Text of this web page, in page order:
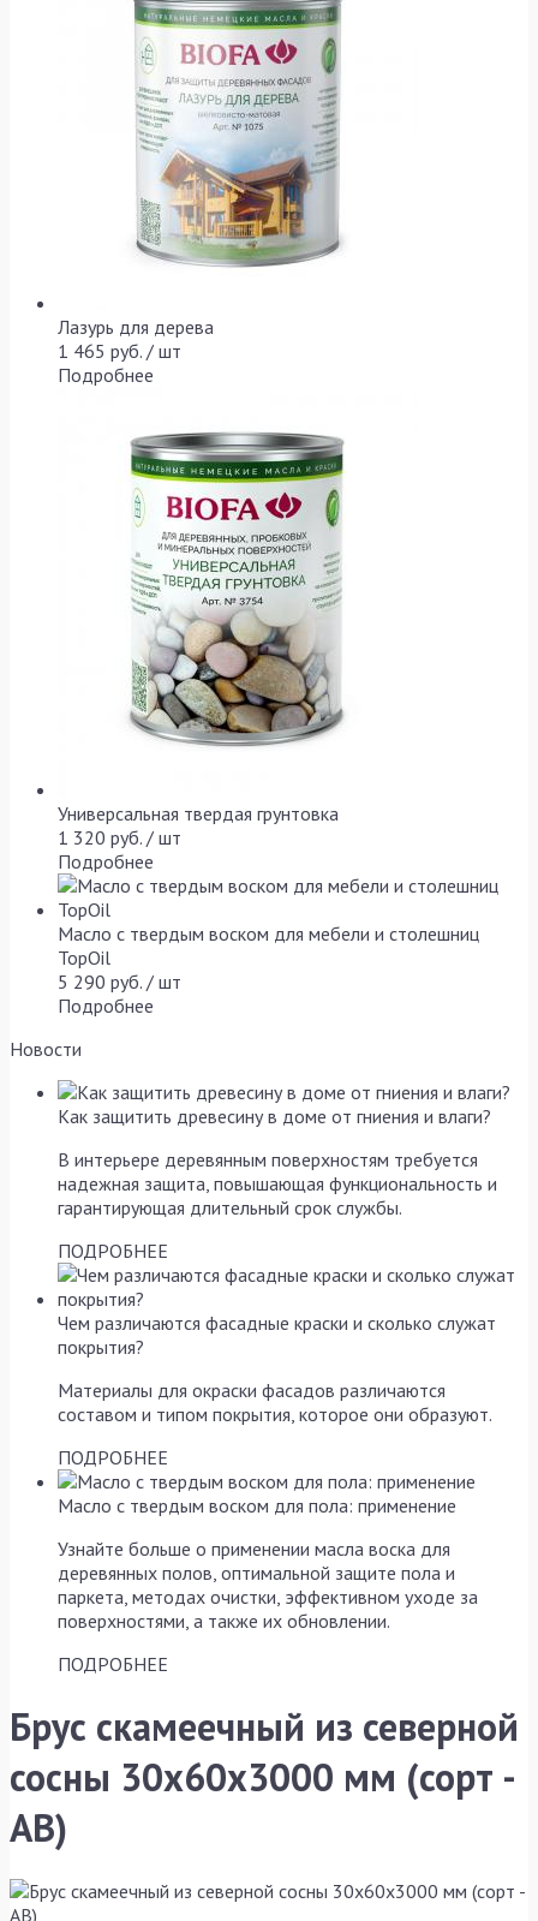
Лазурь для дерева
1 465 руб. / шт
Подробнее
Универсальная твердая грунтовка
1 320 руб. / шт
Подробнее
Масло с твердым воском для мебели и столешниц
TopOil
5 290 руб. / шт
Подробнее
Новости
Как защитить древесину в доме от гниения и влаги?
В интерьере деревянным поверхностям требуется
надежная защита, повышающая функциональность и
гарантирующая длительный срок службы.
ПОДРОБНЕЕ
Чем различаются фасадные краски и сколько служат
покрытия?
Материалы для окраски фасадов различаются
составом и типом покрытия, которое они образуют.
ПОДРОБНЕЕ
Масло с твердым воском для пола: применение
Узнайте больше о применении масла воска для
деревянных полов, оптимальной защите пола и
паркета, методах очистки, эффективном уходе за
поверхностями, а также их обновлении.
ПОДРОБНЕЕ
Брус скамеечный из северной
сосны 30x60x3000 мм (сорт -
AB)